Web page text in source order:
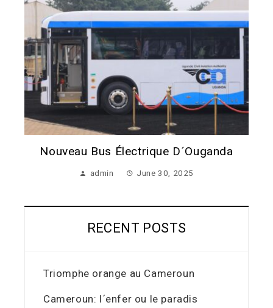
Nouveau Bus Électrique D´Ouganda
admin June 30, 2025
RECENT POSTS
Triomphe orange au Cameroun
Cameroun: l´enfer ou le paradis